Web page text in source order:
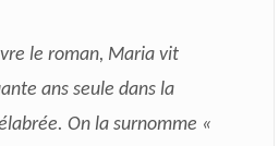
le roman, Maria vit
ans seule dans la
On la surnomme «